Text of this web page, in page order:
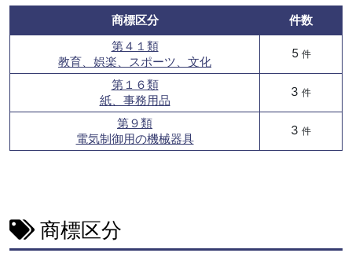
商標区分
件数
第４１類
教育、娯楽、スポーツ、文化
5 件
第１６類
紙、事務用品
3 件
第９類
電気制御用の機械器具
3 件
商標区分